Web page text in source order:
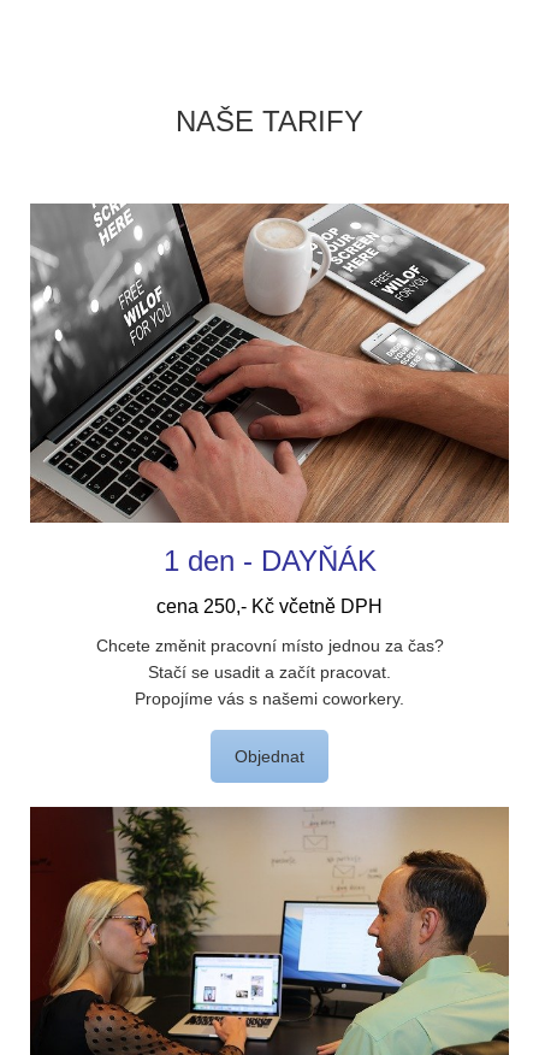
NAŠE TARIFY
1 den - DAYŇÁK
cena 250,- Kč včetně DPH
Chcete změnit pracovní místo jednou za čas?
Stačí se usadit a začít pracovat.
Propojíme vás s našemi coworkery.
Objednat